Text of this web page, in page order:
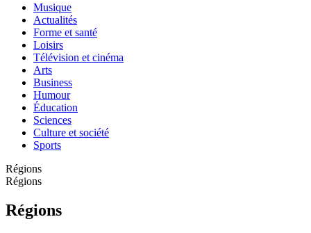
Musique
Actualités
Forme et santé
Loisirs
Télévision et cinéma
Arts
Business
Humour
Éducation
Sciences
Culture et société
Sports
Régions
Régions
Régions